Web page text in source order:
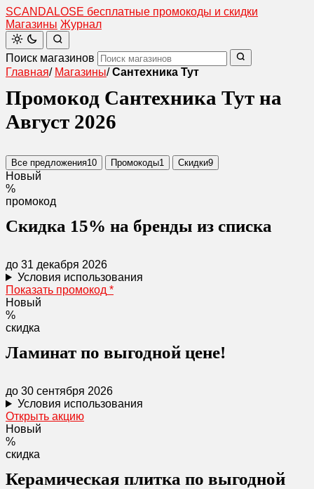
SCANDALOSE бесплатные промокоды и скидки
Магазины Журнал
Поиск магазинов
Главная/ Магазины/ Сантехника Тут
Промокод Сантехника Тут на
Август 2026
Все предложения10 Промокоды1 Скидки9
Новый
%
промокод
Скидка 15% на бренды из списка
до 31 декабря 2026
Условия использования
Показать промокод *
Новый
%
скидка
Ламинат по выгодной цене!
до 30 сентября 2026
Условия использования
Открыть акцию
Новый
%
скидка
Керамическая плитка по выгодной